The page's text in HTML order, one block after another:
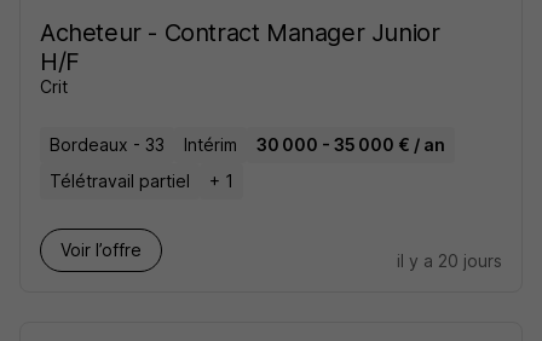
Acheteur - Contract Manager Junior
H/F
Crit
Bordeaux - 33 Intérim
30 000 - 35 000 € / an
Télétravail partiel
+ 1
Voir l’offre
il y a 20 jours